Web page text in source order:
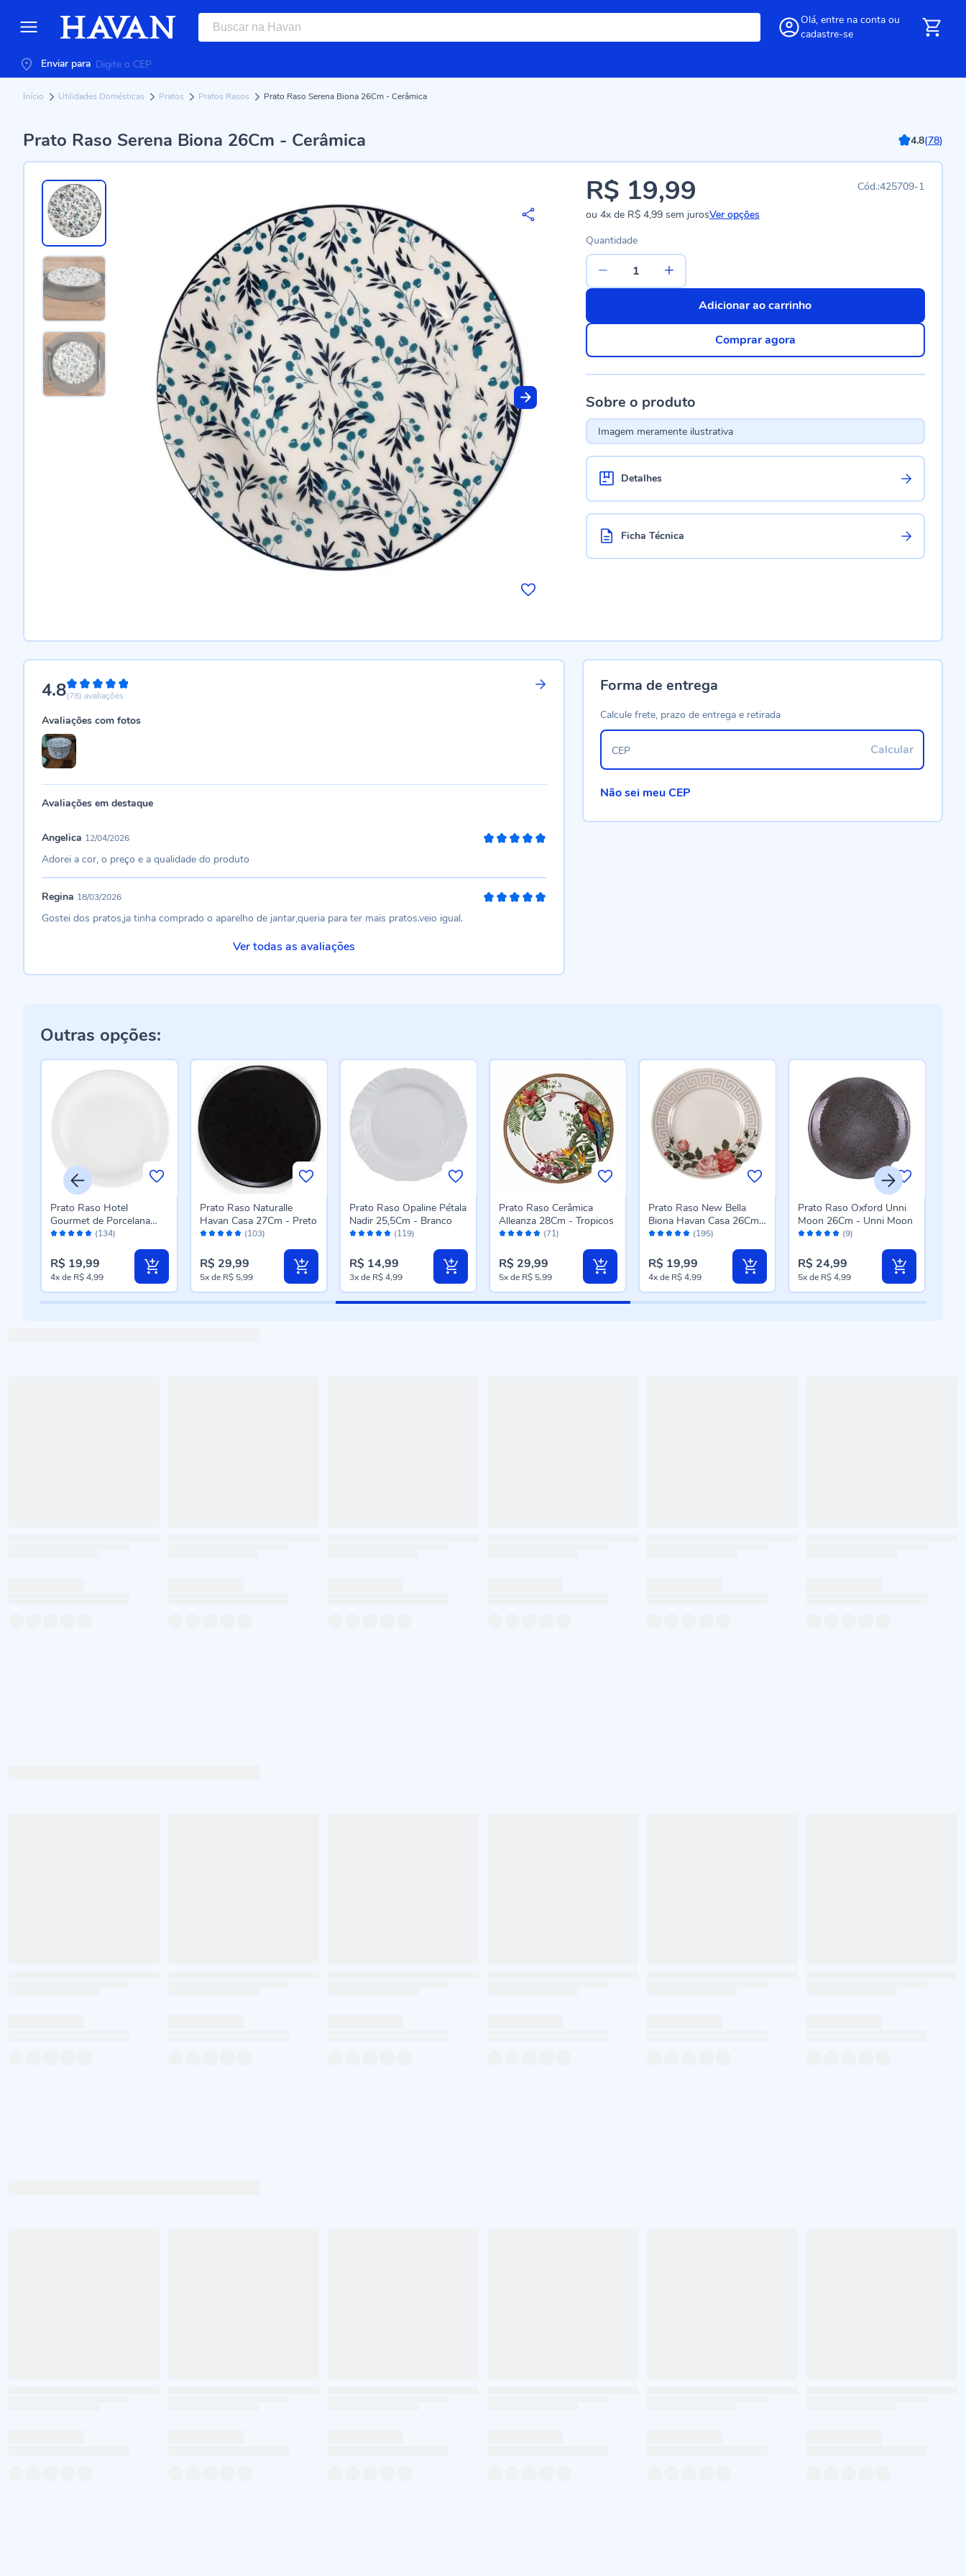
Olá, entre na conta ou
cadastre-se
Enviar para
Início Utilidades Domésticas Pratos Pratos Rasos Prato Raso Serena Biona 26Cm - Cerâmica
Prato Raso Serena Biona 26Cm - Cerâmica 4.8(78)
425709-1
R$ 19,99
ou 4xde R$ 4,99sem jurosVer opções
Quantidade
Adicionar ao carrinho
Comprar agora
Sobre o produto
Imagem meramente ilustrativa
Detalhes
Ficha Técnica
4.896%
(78) avaliações
Avaliações com fotos
Avaliações em destaque
Angelica 12/04/2026
Adorei a cor, o preço e a qualidade do produto
Regina 18/03/2026
Gostei dos pratos,ja tinha comprado o aparelho de jantar,queria para ter mais pratos.veio igual.
Ver todas as avaliações
Forma de entrega
Calcule frete, prazo de entrega e retirada
Calcular
CEP
Não sei meu CEP
Outras opções:
Avaliação: (134)
Prato Raso Hotel
Gourmet de Porcelana
Oxford 26Cm - Branco
R$ 19,99
4xde R$ 4,99
Avaliação: (103)
Prato Raso Naturalle
Havan Casa 27Cm - Preto
R$ 29,99
5xde R$ 5,99
Avaliação: (119)
Prato Raso Opaline Pétala
Nadir 25,5Cm - Branco
R$ 14,99
3xde R$ 4,99
Avaliação: (71)
Prato Raso Cerâmica
Alleanza 28Cm - Tropicos
R$ 29,99
5xde R$ 5,99
Avaliação: (195)
Prato Raso New Bella
Biona Havan Casa 26Cm -
Cerâmica
R$ 19,99
4xde R$ 4,99
Avaliação: (9)
Prato Raso Oxford Unni
Moon 26Cm - Unni Moon
R$ 24,99
5xde R$ 4,99